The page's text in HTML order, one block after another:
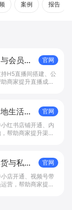
案例 报告
会员成
官网
H5直播间搭建、公
商家提升直播成交
生活转
官网
红书店铺开通、内
帮助商家提升渠道
与私域
官网
店开通、视频号带
营，帮助商家提升